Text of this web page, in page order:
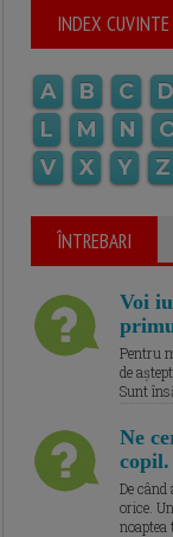
INDEX CUVINTE
A B C D
L
M N
V
X Y Z
ÎNTREBARI
Voi
Pentru
de
Sunt
Ne
De
orice.
noaptea